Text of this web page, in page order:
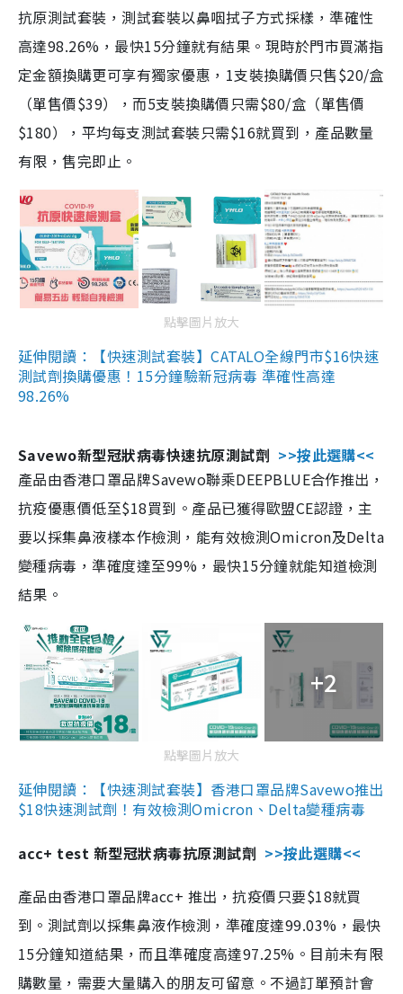
抗原測試套裝，測試套裝以鼻咽拭子方式採樣，準確性
高達98.26%，最快15分鐘就有結果。現時於門市買滿指
定金額換購更可享有獨家優惠，1支裝換購價只售$20/盒
（單售價$39），而5支裝換購價只需$80/盒（單售價
$180），平均每支測試套裝只需$16就買到，產品數量
有限，售完即止。
點擊圖片放大
延伸閱讀：【快速測試套裝】CATALO全線門市$16快速
測試劑換購優惠！15分鐘驗新冠病毒 準確性高達
98.26%
Savewo新型冠狀病毒快速抗原測試劑 >>按此選購<<
產品由香港口罩品牌Savewo聯乘DEEPBLUE合作推出，
抗疫優惠價低至$18買到。產品已獲得歐盟CE認證，主
要以採集鼻液樣本作檢測，能有效檢測Omicron及Delta
變種病毒，準確度達至99%，最快15分鐘就能知道檢測
結果。
+2
點擊圖片放大
延伸閱讀：【快速測試套裝】香港口罩品牌Savewo推出
$18快速測試劑！有效檢測Omicron、Delta變種病毒
acc+ test 新型冠狀病毒抗原測試劑 >>按此選購<<
產品由香港口罩品牌acc+ 推出，抗疫價只要$18就買
到。測試劑以採集鼻液作檢測，準確度達99.03%，最快
15分鐘知道結果，而且準確度高達97.25%。目前未有限
購數量，需要大量購入的朋友可留意。不過訂單預計會